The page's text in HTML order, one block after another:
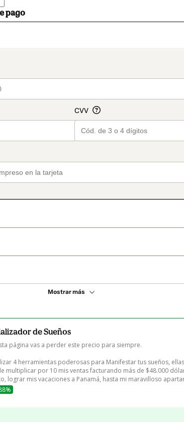
pago
Mostrar más
de Sueños
página vas a perder este precio para siempre.
4 herramientas poderosas para Manifestar tus sueños,
multiplicar por 10 mis ventas facturando más de $48.000
lograr mis vacaciones a Panamá, hasta mi maravilloso